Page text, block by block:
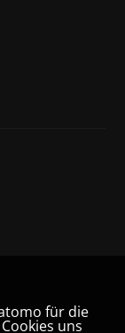
für die
uns